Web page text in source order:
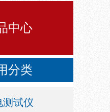
中心
分类
测试仪